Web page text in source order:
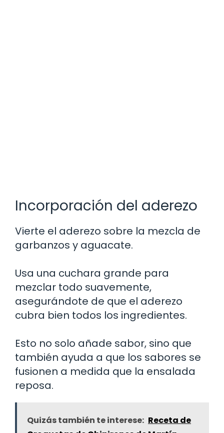
Incorporación del aderezo
Vierte el aderezo sobre la mezcla de
garbanzos y aguacate.
Usa una cuchara grande para
mezclar todo suavemente,
asegurándote de que el aderezo
cubra bien todos los ingredientes.
Esto no solo añade sabor, sino que
también ayuda a que los sabores se
fusionen a medida que la ensalada
reposa.
Quizás también te interese: Receta de